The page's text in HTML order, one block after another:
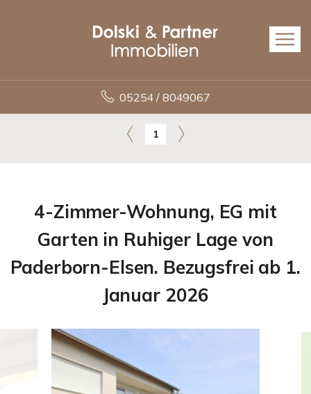
05254 / 8049067
1
4-Zimmer-Wohnung, EG mit
Garten in Ruhiger Lage von
Paderborn-Elsen. Bezugsfrei ab 1.
Januar 2026